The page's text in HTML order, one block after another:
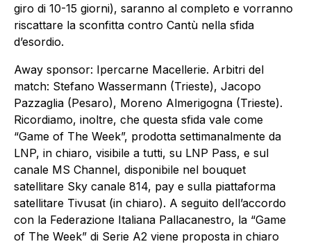
giro di 10-15 giorni), saranno al completo e vorranno
riscattare la sconfitta contro Cantù nella sfida
d’esordio.
Away sponsor: Ipercarne Macellerie. Arbitri del
match: Stefano Wassermann (Trieste), Jacopo
Pazzaglia (Pesaro), Moreno Almerigogna (Trieste).
Ricordiamo, inoltre, che questa sfida vale come
“Game of The Week”, prodotta settimanalmente da
LNP, in chiaro, visibile a tutti, su LNP Pass, e sul
canale MS Channel, disponibile nel bouquet
satellitare Sky canale 814, pay e sulla piattaforma
satellitare Tivusat (in chiaro). A seguito dell’accordo
con la Federazione Italiana Pallacanestro, la “Game
of The Week” di Serie A2 viene proposta in chiaro